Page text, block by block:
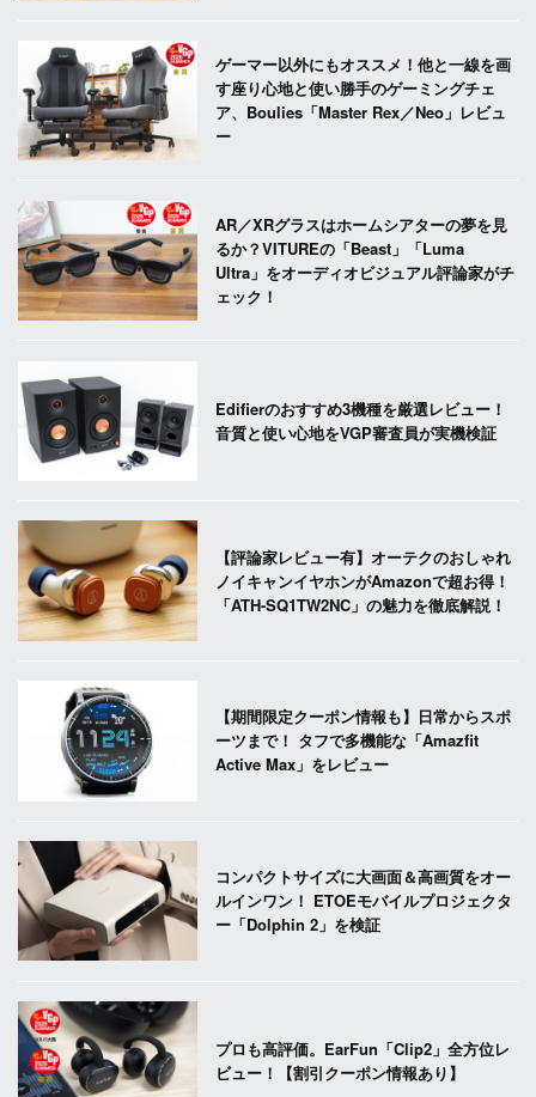
ゲーマー以外にもオススメ！他と一線を画
す座り心地と使い勝手のゲーミングチェ
ア、Boulies「Master Rex／Neo」レビュ
ー
AR／XRグラスはホームシアターの夢を見
るか？VITUREの「Beast」「Luma
Ultra」をオーディオビジュアル評論家がチ
ェック！
Edifierのおすすめ3機種を厳選レビュー！
音質と使い心地をVGP審査員が実機検証
【評論家レビュー有】オーテクのおしゃれ
ノイキャンイヤホンがAmazonで超お得！
「ATH-SQ1TW2NC」の魅力を徹底解説！
【期間限定クーポン情報も】日常からスポ
ーツまで！ タフで多機能な「Amazfit
Active Max」をレビュー
コンパクトサイズに大画面＆高画質をオー
ルインワン！ ETOEモバイルプロジェクタ
ー「Dolphin 2」を検証
プロも高評価。EarFun「Clip2」全方位レ
ビュー！【割引クーポン情報あり】